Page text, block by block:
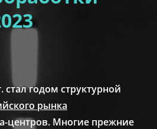
годом структурной
рынка
центров. Многие прежние